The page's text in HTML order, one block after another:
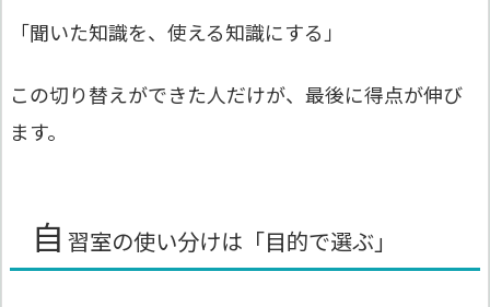
「聞いた知識を、使える知識にする」
この切り替えができた人だけが、最後に得点が伸び
ます。
自 習室の使い分けは「目的で選ぶ」